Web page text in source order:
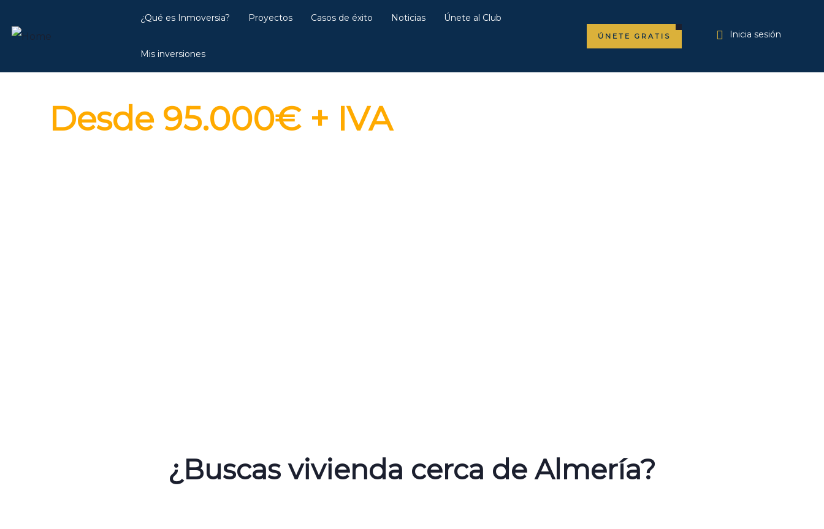
¿Qué es Inmoversia? Proyectos Casos de éxito Noticias Únete al Club
Mis inversiones
ÚNETE GRATIS Inicia sesión
Desde 95.000€ + IVA
¿Buscas vivienda cerca de Almería?